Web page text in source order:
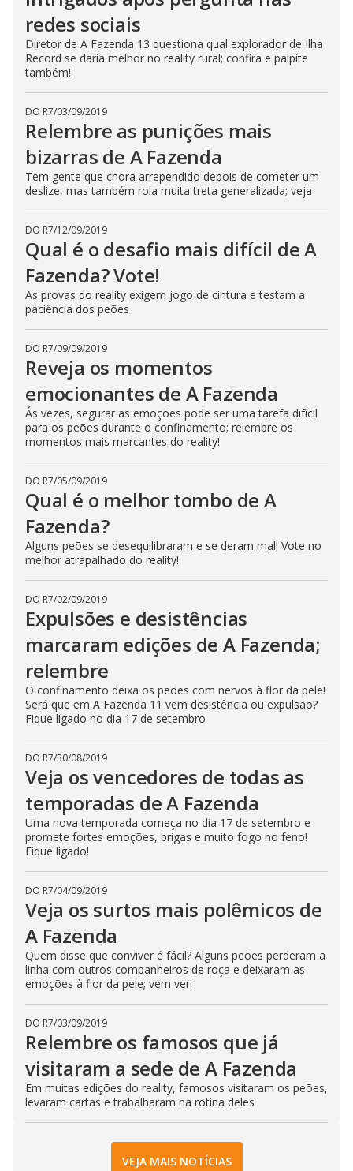
redes sociais
Diretor de A Fazenda 13 questiona qual explorador de Ilha
Record se daria melhor no reality rural; confira e palpite
também!
DO R7/03/09/2019
Relembre as punições mais
bizarras de A Fazenda
Tem gente que chora arrependido depois de cometer um
deslize, mas também rola muita treta generalizada; veja
DO R7/12/09/2019
Qual é o desafio mais difícil de A
Fazenda? Vote!
As provas do reality exigem jogo de cintura e testam a
paciência dos peões
DO R7/09/09/2019
Reveja os momentos
emocionantes de A Fazenda
Ás vezes, segurar as emoções pode ser uma tarefa difícil
para os peões durante o confinamento; relembre os
momentos mais marcantes do reality!
DO R7/05/09/2019
Qual é o melhor tombo de A
Fazenda?
Alguns peões se desequilibraram e se deram mal! Vote no
melhor atrapalhado do reality!
DO R7/02/09/2019
Expulsões e desistências
marcaram edições de A Fazenda;
relembre
O confinamento deixa os peões com nervos à flor da pele!
Será que em A Fazenda 11 vem desistência ou expulsão?
Fique ligado no dia 17 de setembro
DO R7/30/08/2019
Veja os vencedores de todas as
temporadas de A Fazenda
Uma nova temporada começa no dia 17 de setembro e
promete fortes emoções, brigas e muito fogo no feno!
Fique ligado!
DO R7/04/09/2019
Veja os surtos mais polêmicos de
A Fazenda
Quem disse que conviver é fácil? Alguns peões perderam a
linha com outros companheiros de roça e deixaram as
emoções à flor da pele; vem ver!
DO R7/03/09/2019
Relembre os famosos que já
visitaram a sede de A Fazenda
Em muitas edições do reality, famosos visitaram os peões,
levaram cartas e trabalharam na rotina deles
VEJA MAIS NOTÍCIAS